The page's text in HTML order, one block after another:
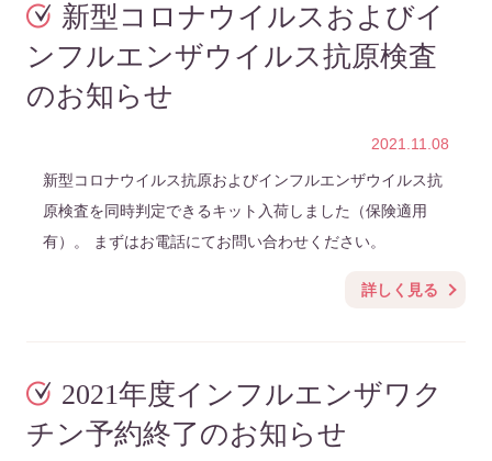
新型コロナウイルスおよびイ
ンフルエンザウイルス抗原検査
のお知らせ
2021.11.08
新型コロナウイルス抗原およびインフルエンザウイルス抗
原検査を同時判定できるキット入荷しました（保険適用
有）。 まずはお電話にてお問い合わせください。
詳しく見る
2021年度インフルエンザワク
チン予約終了のお知らせ